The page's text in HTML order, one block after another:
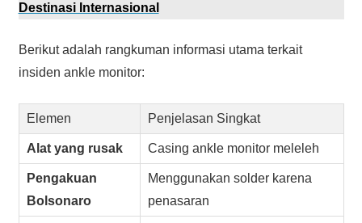
Destinasi Internasional
Berikut adalah rangkuman informasi utama terkait
insiden ankle monitor:
Elemen Penjelasan Singkat
Alat yang rusak Casing ankle monitor meleleh
Pengakuan
Bolsonaro
Menggunakan solder karena
penasaran